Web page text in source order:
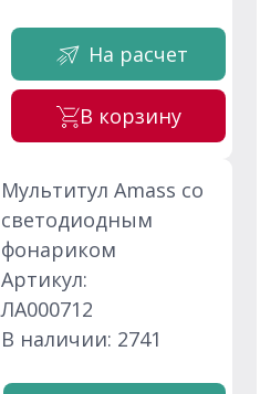
На расчет
В корзину
Мультитул Amass со
светодиодным
фонариком
Артикул:
ЛА000712
В наличии: 2741